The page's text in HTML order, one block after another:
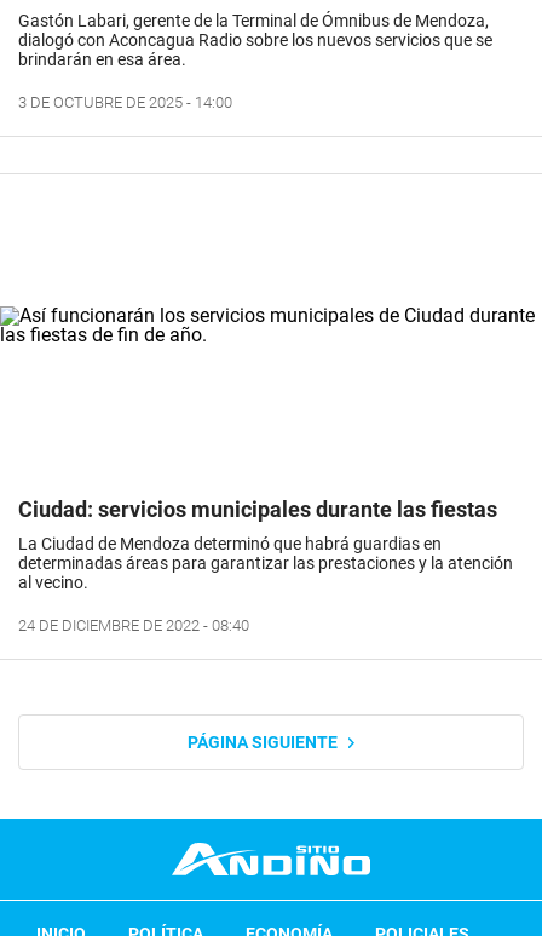
Gastón Labari, gerente de la Terminal de Ómnibus de Mendoza,
dialogó con Aconcagua Radio sobre los nuevos servicios que se
brindarán en esa área.
3 DE OCTUBRE DE 2025 - 14:00
Ciudad: servicios municipales durante las fiestas
La Ciudad de Mendoza determinó que habrá guardias en
determinadas áreas para garantizar las prestaciones y la atención
al vecino.
24 DE DICIEMBRE DE 2022 - 08:40
PÁGINA SIGUIENTE